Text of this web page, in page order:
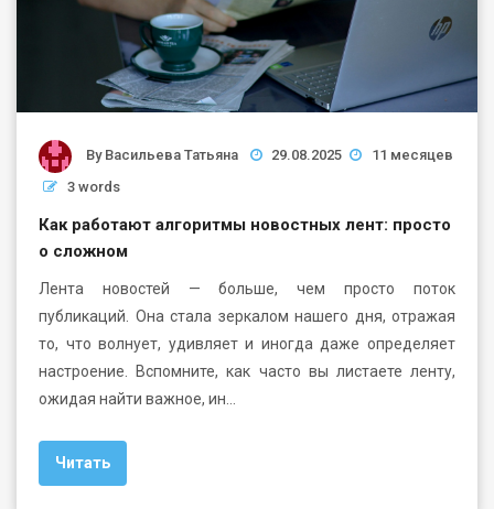
By Васильева Татьяна 29.08.2025
11 месяцев
3 words
Как работают алгоритмы новостных лент: просто
о сложном
Лента новостей — больше, чем просто поток
публикаций. Она стала зеркалом нашего дня, отражая
то, что волнует, удивляет и иногда даже определяет
настроение. Вспомните, как часто вы листаете ленту,
ожидая найти важное, ин…
Читать